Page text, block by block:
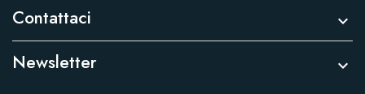
Contattaci 
Newsletter 